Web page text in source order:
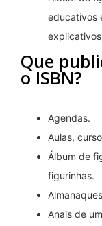
educativos
Que
o ISBN?
Agendas.
Aulas,
Álbum de
figurinhas.
Anais de